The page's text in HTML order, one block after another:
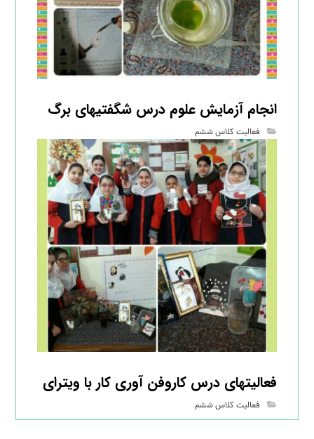
انجام آزمایش علوم درس شگفتیهای برگ
فعالیت کلاس ششم
فعالیتهای درس کاروفن آوری کار با ویترای
فعالیت کلاس ششم